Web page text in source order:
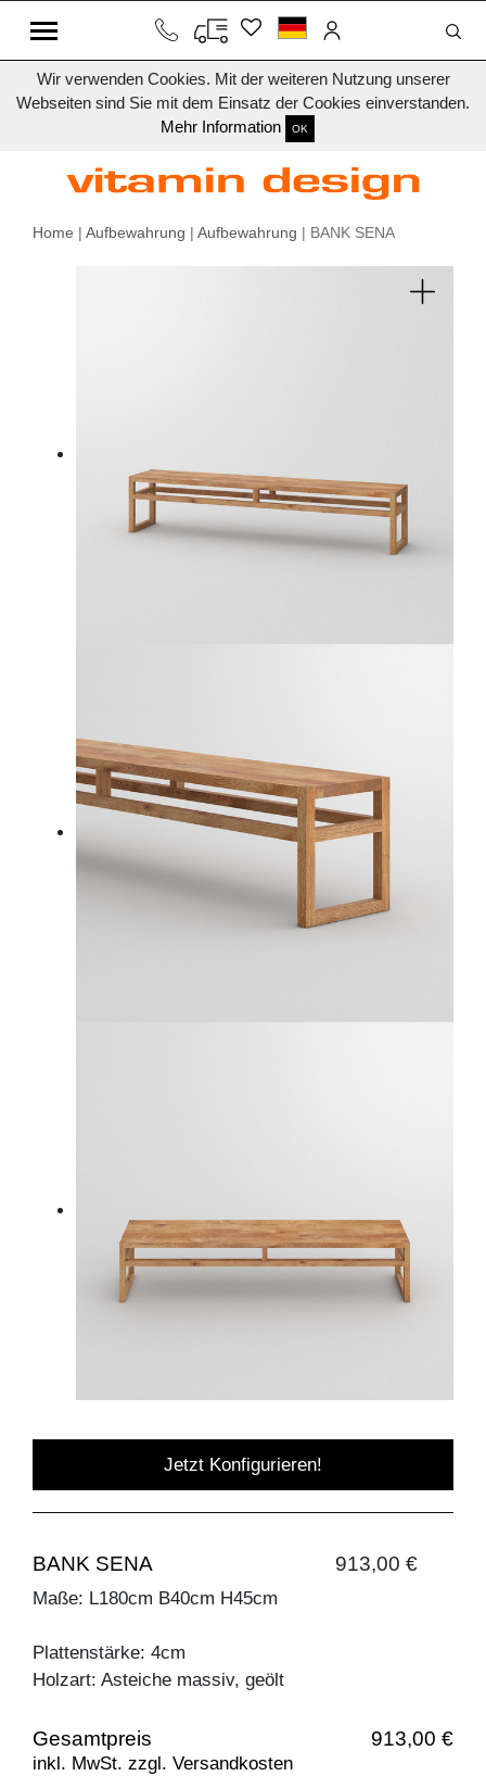
Wir verwenden Cookies. Mit der weiteren Nutzung unserer
Webseiten sind Sie mit dem Einsatz der Cookies einverstanden.
Mehr Information
OK
Home | Aufbewahrung | Aufbewahrung | BANK SENA
Jetzt Konfigurieren!
BANK SENA 913,00 €
Maße: L180cm B40cm H45cm
Plattenstärke: 4cm
Holzart: Asteiche massiv, geölt
Gesamtpreis 913,00 €
inkl. MwSt. zzgl. Versandkosten